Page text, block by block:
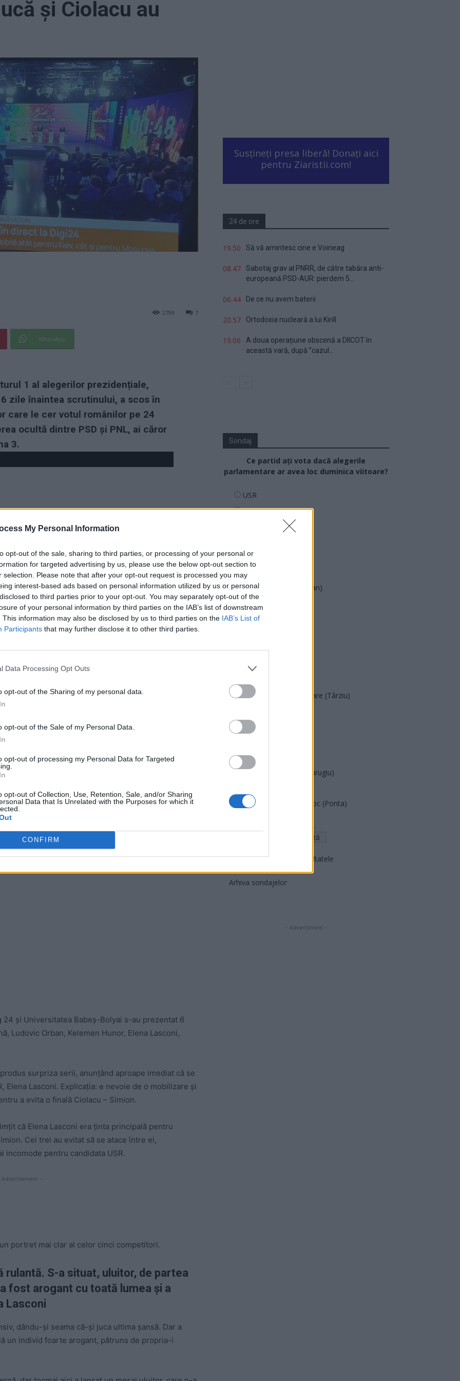
My Personal Information
opt-out of the sale, sharing to third parties, or processing of your personal or
for targeted advertising by us, please use the below opt-out section to
selection. Please note that after your opt-out request is processed you may
interest-based ads based on personal information utilized by us or personal
to third parties prior to your opt-out. You may separately opt-out of the
of your personal information by third parties on the IAB’s list of downstream
This information may also be disclosed by us to third parties on the IAB’s List of
Participants that may further disclose it to other third parties.
Data Processing Opt Outs
opt-out of the Sharing of my personal data.
opt-out of the Sale of my Personal Data.
opt-out of processing my Personal Data for Targeted
opt-out of Collection, Use, Retention, Sale, and/or Sharing
Data that Is Unrelated with the Purposes for which it
CONFIRM
și Ciolacu au
7
2799
WhatsApp
1 al alegerilor prezidențiale,
zile înaintea scrutinului, a scos în
care le cer votul românilor pe 24
ocultă dintre PSD și PNL, ai căror
3.
arogant și – mare surpriză – repoziționat de
sinceră; George Simion – dezinvolt și alunecos;
– evaziv și plin de el.
Au evitat dezbaterea de la
Voiculescu, la Antena 3
așa-zisa ceartă a partenerilor de guvernare de la
premier Marcel Ciolacu și fostul premier Nicolae
brațele pline de căldură maternă ale lui Mihai
de-a dreptul libidinoase. Prin aceasta, Ciolacu
și continuatori ai „epocii Iohannis”, de la
și fuga de dezbateri.
-
și Universitatea Babeș-Bolyai s-au prezentat 6
Ludovic Orban, Kelemen Hunor, Elena Lasconi,
surpriza serii, anunțând aproape imediat că se
Elena Lasconi. Explicația: e nevoie de o mobilizare și
a evita o finală Ciolacu – Simion.
că Elena Lasconi era ținta principală pentru
Cei trei au evitat să se atace între ei,
incomode pentru candidata USR.
Advertisement -
portret mai clar al celor cinci competitori.
rulantă. S-a situat, uluitor, de partea
fost arogant cu toată lumea și a
Lasconi
dându-și seama că-și juca ultima șansă. Dar a
un individ foarte arogant, pătruns de propria-i
Susțineți presa liberă! Donați aici
pentru Ziaristii.com!
24 de ore
19.50 Să vă amintesc cine e Voineag
08.47
Sabotaj grav al PNRR, de către tabăra anti-
europeană PSD-AUR: pierdem 5...
06.44 De ce nu avem baterii
20.57 Ortodoxia nucleară a lui Kirill
19.06
A doua operațiune obscenă a DIICOT în
această vară, după ”cazul...
Sondaj
Ce partid ați vota dacă alegerile
parlamentare ar avea loc duminica viitoare?
USR
PNL
UDMR
PMP (Tomac)
Forța Dreptei (L. Orban)
REPER
SOS (Șoșoacă)
POT (Gavrilă)
Acțiunea Conservatoare (Târziu)
PUSL (D. Voiculescu)
PNCR (Terheș)
Partidul Patrioților (Surugiu)
România pe Primul Loc (Ponta)
Arată rezultatele
Arhiva sondajelor
- Advertisment -